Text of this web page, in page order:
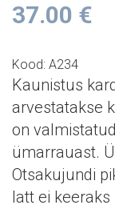
37.00 €
Kood: A234
Kaunistus
arvestatakse
on
ümarrauast.
Otsakujundi
latt ei